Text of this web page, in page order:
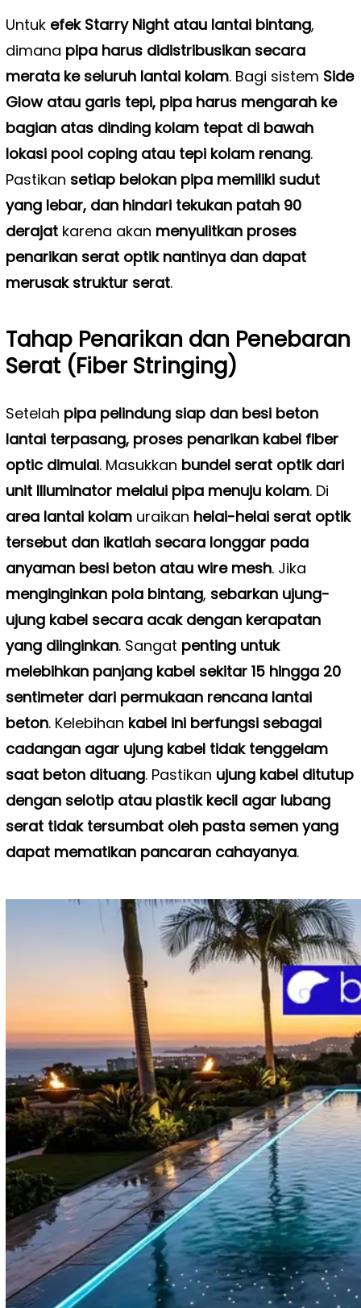
Untuk efek Starry Night atau lantai bintang,
dimana pipa harus didistribusikan secara
merata ke seluruh lantai kolam. Bagi sistem Side
Glow atau garis tepi, pipa harus mengarah ke
bagian atas dinding kolam tepat di bawah
lokasi pool coping atau tepi kolam renang.
Pastikan setiap belokan pipa memiliki sudut
yang lebar, dan hindari tekukan patah 90
derajatkarena akan menyulitkan proses
penarikan serat optik nantinya dan dapat
merusak struktur serat.
Tahap Penarikan dan Penebaran
Serat (Fiber Stringing)
Setelah pipa pelindung siap dan besi beton
lantai terpasang, proses penarikan kabel fiber
optic dimulai. Masukkan bundel serat optik dari
unit Illuminator melalui pipa menuju kolam. Di
area lantai kolamuraikan helai-helai serat optik
tersebut dan ikatlah secara longgar pada
anyaman besi beton atau wire mesh. Jika
menginginkan pola bintang, sebarkan ujung-
ujung kabel secara acak dengan kerapatan
yang diinginkan. Sangat penting untuk
melebihkan panjang kabel sekitar 15 hingga 20
sentimeter dari permukaan rencana lantai
beton. Kelebihan kabel ini berfungsi sebagai
cadangan agar ujung kabel tidak tenggelam
saat beton dituang. Pastikan ujung kabel ditutup
dengan selotip atau plastik kecil agar lubang
serat tidak tersumbat oleh pasta semen yang
dapat mematikan pancaran cahayanya.